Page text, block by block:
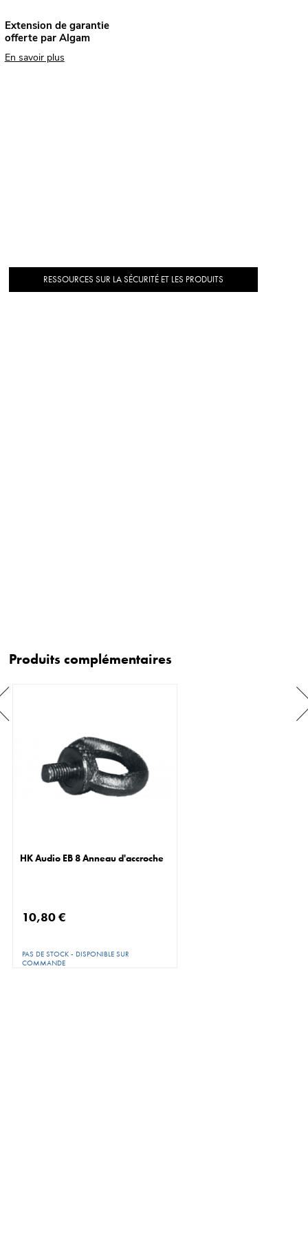
Extension de garantie
offerte par Algam
En savoir plus
RESSOURCES SUR LA SÉCURITÉ ET LES PRODUITS
Produits complémentaires
HK Audio EB 8 Anneau d'accroche
10,80 €
PAS DE STOCK - DISPONIBLE SUR
COMMANDE